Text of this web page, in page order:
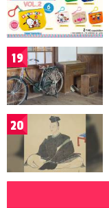
19
20